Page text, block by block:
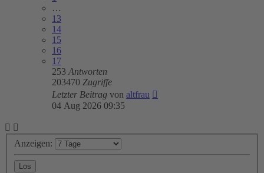
…
13
14
15
16
17
253 Antworten
203470 Zugriffe
Letzter Beitrag von altfrau
04 Aug 2026 09:35
Anzeigen: